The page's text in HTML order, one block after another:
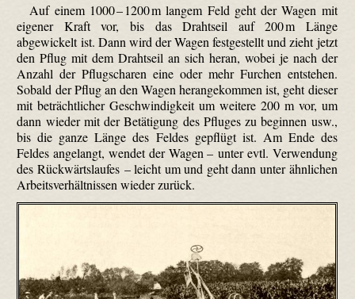
Auf einem 1000 – 1200 m langem Feld geht der Wagen mit
eigener Kraft vor, bis das Drahtseil auf 200 m Länge
abgewickelt ist. Dann wird der Wagen festgestellt und zieht jetzt
den Pflug mit dem Drahtseil an sich heran, wobei je nach der
Anzahl der Pflugscharen eine oder mehr Furchen entstehen.
Sobald der Pflug an den Wagen herangekommen ist, geht dieser
mit beträchtlicher Geschwindigkeit um weitere 200 m vor, um
dann wieder mit der Betätigung des Pfluges zu beginnen usw.,
bis die ganze Länge des Feldes gepflügt ist. Am Ende des
Feldes angelangt, wendet der Wagen – unter evtl. Verwendung
des Rückwärtslaufes – leicht um und geht dann unter ähnlichen
Arbeitsverhältnissen wieder zurück.